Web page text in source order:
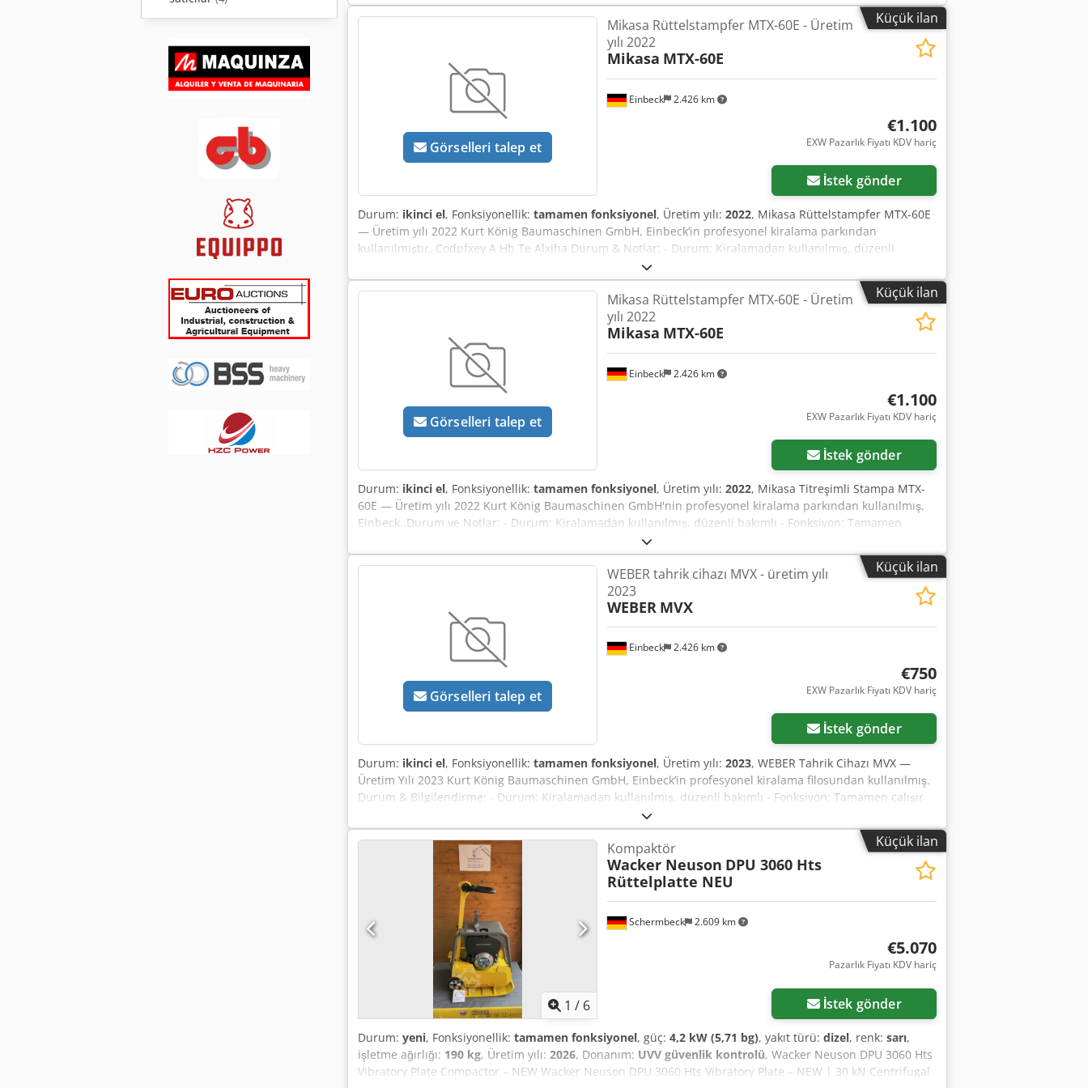
Küçük ilan
Görselleri talep et
Einbeck 2.426 km
Mikasa Rüttelstampfer MTX-60E - Üretim
yılı 2022
Mikasa MTX-60E
€1.100
EXW Pazarlık Fiyatı KDV hariç
İstek gönder
Durum: ikinci el, Fonksiyonellik: tamamen fonksiyonel, Üretim yılı: 2022, Mikasa Rüttelstampfer MTX-60E
— Üretim yılı 2022 Kurt König Baumaschinen GmbH, Einbeck’in profesyonel kiralama parkından
kullanılmıştır. Codpfxey A Hb Te Alxjha Durum & Notlar: - Durum: Kiralamadan kullanılmış, düzenli
bakımlı - Fonksiyon: Tamamen çalışır durumda - Ürün görselleri yakında — güncel fotoğraflar için bizimle
iletişime geçebilirsiniz - 37574 Einbeck’te önceden randevu ile inceleme mümkündür Fiyat 1.100 EUR +
Küçük ilan
Görselleri talep et
Einbeck 2.426 km
Mikasa Rüttelstampfer MTX-60E - Üretim
yılı 2022
Mikasa MTX-60E
€1.100
EXW Pazarlık Fiyatı KDV hariç
İstek gönder
Durum: ikinci el, Fonksiyonellik: tamamen fonksiyonel, Üretim yılı: 2022, Mikasa Titreşimli Stampa MTX-
60E — Üretim yılı 2022 Kurt König Baumaschinen GmbH'nin profesyonel kiralama parkından kullanılmış,
Einbeck. Durum ve Notlar: - Durum: Kiralamadan kullanılmış, düzenli bakımlı - Fonksiyon: Tamamen
çalışır durumda - Ürün resimleri yakında paylaşılacaktır — güncel fotoğraflar için lütfen bizimle iletişime
geçin - 37574 Einbeck'te yerinde inceleme, randevu ile mümkün Chjdpfx Aey A Hcdjlxsa Fiyat 1.100 EUR +
Küçük ilan
Görselleri talep et
Einbeck 2.426 km
WEBER tahrik cihazı MVX - üretim yılı
2023
WEBER MVX
€750
EXW Pazarlık Fiyatı KDV hariç
İstek gönder
Durum: ikinci el, Fonksiyonellik: tamamen fonksiyonel, Üretim yılı: 2023, WEBER Tahrik Cihazı MVX —
Üretim Yılı 2023 Kurt König Baumaschinen GmbH, Einbeck’in profesyonel kiralama filosundan kullanılmış.
Durum & Bilgilendirme: - Durum: Kiralamadan kullanılmış, düzenli bakımlı - Fonksiyon: Tamamen çalışır
durumda - Ürün görselleri yakında — güncel fotoğraflar için lütfen bizimle iletişime geçin - 37574
Einbeck’te önceden randevu ile inceleme mümkün Fiyat 750 EUR + KDV | EXW Einbeck | Teslimat talep
üzerine Cjdpoy A Hdujfx Alxjha
Küçük ilan
1 / 6
Schermbeck 2.609 km
Kompaktör
Wacker Neuson DPU 3060 Hts
Rüttelplatte NEU
€5.070
Pazarlık Fiyatı KDV hariç
İstek gönder
Durum: yeni, Fonksiyonellik: tamamen fonksiyonel, güç: 4,2 kW (5,71 bg), yakıt türü: dizel, renk: sarı,
işletme ağırlığı: 190 kg, Üretim yılı: 2026, Donanım: UVV güvenlik kontrolü, Wacker Neuson DPU 3060 Hts
Vibratory Plate Compactor – NEW Wacker Neuson DPU 3060 Hts Vibratory Plate – NEW | 30 kN Centrifugal